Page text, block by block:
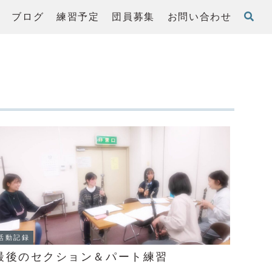
ブログ 練習予定 団員募集 お問い合わせ
動記録
後のセクション＆パート練習